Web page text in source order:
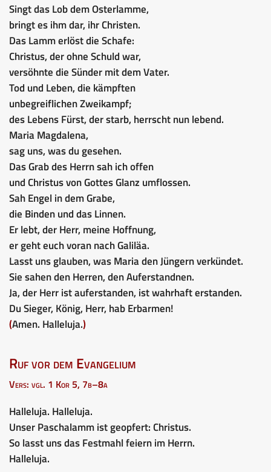
Singt das Lob dem Osterlamme,
bringt es ihm dar, ihr Christen.
Das Lamm erlöst die Schafe:
Christus, der ohne Schuld war,
versöhnte die Sünder mit dem Vater.
Tod und Leben, die kämpften
unbegreiflichen Zweikampf;
des Lebens Fürst, der starb, herrscht nun lebend.
Maria Magdalena,
sag uns, was du gesehen.
Das Grab des Herrn sah ich offen
und Christus von Gottes Glanz umflossen.
Sah Engel in dem Grabe,
die Binden und das Linnen.
Er lebt, der Herr, meine Hoffnung,
er geht euch voran nach Galiläa.
Lasst uns glauben, was Maria den Jüngern verkündet.
Sie sahen den Herren, den Auferstandnen.
Ja, der Herr ist auferstanden, ist wahrhaft erstanden.
Du Sieger, König, Herr, hab Erbarmen!
(Amen. Halleluja.)
Ruf vor dem Evangelium
Vers: vgl. 1 Kor 5, 7b–8a
Halleluja. Halleluja.
Unser Paschalamm ist geopfert: Christus.
So lasst uns das Festmahl feiern im Herrn.
Halleluja.